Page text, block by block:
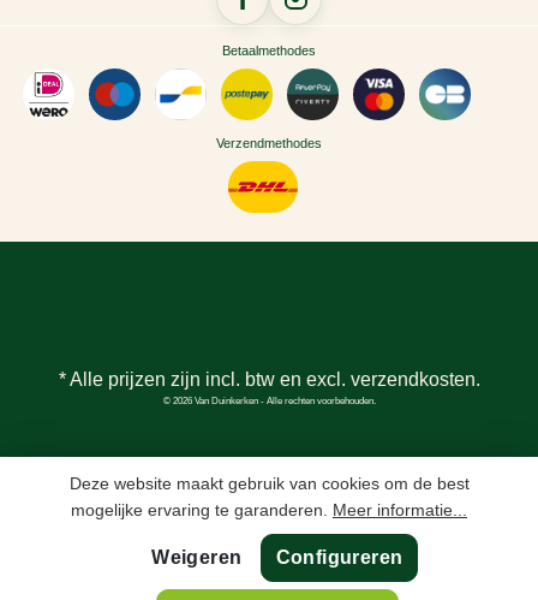
Betaalmethodes
Verzendmethodes
* Alle prijzen zijn incl. btw en excl. verzendkosten.
© 2026 Van Duinkerken - Alle rechten voorbehouden.
Deze website maakt gebruik van cookies om de best
mogelijke ervaring te garanderen. Meer informatie...
Weigeren Configureren